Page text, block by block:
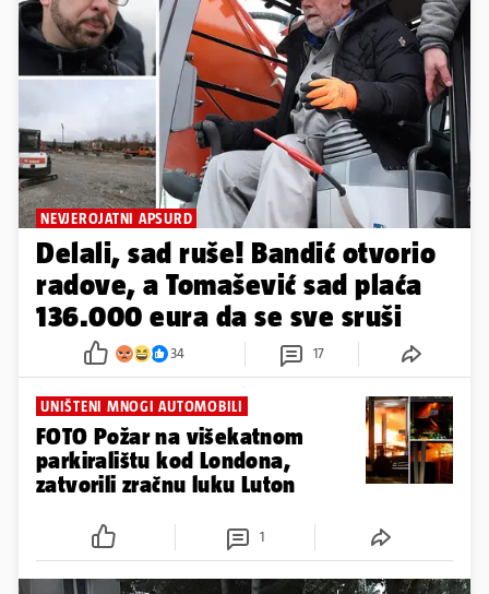
NEVJEROJATNI APSURD
Delali, sad ruše! Bandić otvorio
radove, a Tomašević sad plaća
136.000 eura da se sve sruši
34 17
UNIŠTENI MNOGI AUTOMOBILI
FOTO Požar na višekatnom
parkiralištu kod Londona,
zatvorili zračnu luku Luton
1